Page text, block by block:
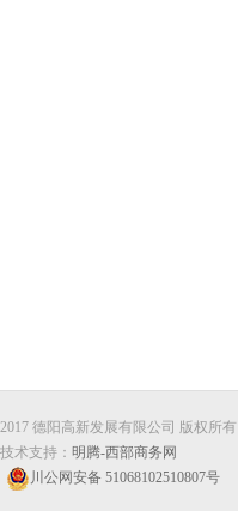
2017 德阳高新发展有限公司 版权所有
技术支持： 明腾-西部商务网
川公网安备 51068102510807号